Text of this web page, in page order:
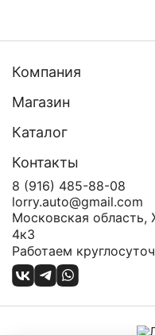
Компания
Магазин
Каталог
Контакты
8 (916) 485-88-08
lorry.auto@gmail.com
Московская
4к3
Работаем